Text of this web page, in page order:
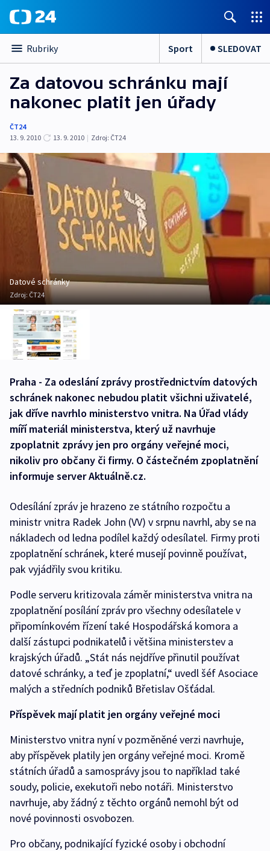
Rubriky Sport SLEDOVAT
Za datovou schránku mají
nakonec platit jen úřady
ČT24
13. 9. 2010
13. 9. 2010 | Zdroj: ČT24
Datové schránky
Zdroj: ČT24
Praha - Za odeslání zprávy prostřednictvím datových
schránek nakonec nebudou platit všichni uživatelé,
jak dříve navrhlo ministerstvo vnitra. Na Úřad vlády
míří materiál ministerstva, který už navrhuje
zpoplatnit zprávy jen pro orgány veřejné moci,
nikoliv pro občany či firmy. O částečném zpoplatnění
informuje server Aktuálně.cz.
Odesílání zpráv je hrazeno ze státního rozpočtu a
ministr vnitra Radek John (VV) v srpnu navrhl, aby se na
nákladech od ledna podílel každý odesílatel. Firmy proti
zpoplatnění schránek, které musejí povinně používat,
pak vyjádřily svou kritiku.
Podle serveru kritizovala záměr ministerstva vnitra na
zpoplatnění posílání zpráv pro všechny odesílatele v
připomínkovém řízení také Hospodářská komora a
další zástupci podnikatelů i většina ministerstev a
krajských úřadů. „Stát nás nejdříve přinutil používat
datové schránky, a teď je zpoplatní,“ uvedl šéf Asociace
malých a středních podniků Břetislav Ošťádal.
Příspěvek mají platit jen orgány veřejné moci
Ministerstvo vnitra nyní v pozměněné verzi navrhuje,
aby příspěvek platily jen orgány veřejné moci. Kromě
státních úřadů a samosprávy jsou to například také
soudy, policie, exekutoři nebo notáři. Ministerstvo
navrhuje, aby žádný z těchto orgánů nemohl být od
nové povinnosti osvobozen.
Pro občany, podnikající fyzické osoby i obchodní